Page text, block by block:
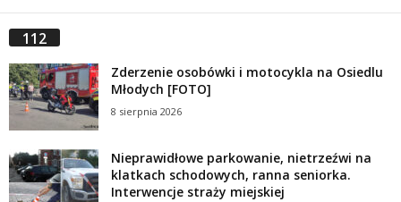
112
Zderzenie osobówki i motocykla na Osiedlu
Młodych [FOTO]
8 sierpnia 2026
Nieprawidłowe parkowanie, nietrzeźwi na
klatkach schodowych, ranna seniorka.
Interwencje straży miejskiej